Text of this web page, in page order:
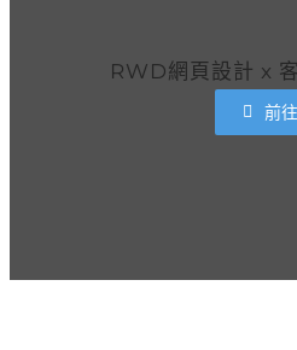
RWD網頁設計 x
前往